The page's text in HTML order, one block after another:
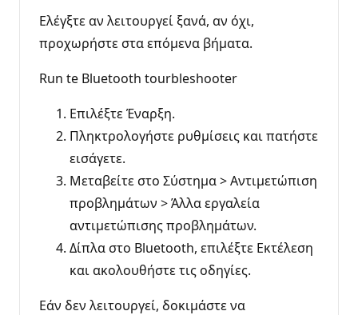
Ελέγξτε αν λειτουργεί ξανά, αν όχι,
προχωρήστε στα επόμενα βήματα.
Run te Bluetooth tourbleshooter
Επιλέξτε Έναρξη.
Πληκτρολογήστε ρυθμίσεις και πατήστε
εισάγετε.
Μεταβείτε στο Σύστημα > Αντιμετώπιση
προβλημάτων > Άλλα εργαλεία
αντιμετώπισης προβλημάτων.
Δίπλα στο Bluetooth, επιλέξτε Εκτέλεση
και ακολουθήστε τις οδηγίες.
Εάν δεν λειτουργεί, δοκιμάστε να